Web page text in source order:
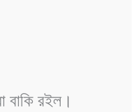
বাকি রইল।